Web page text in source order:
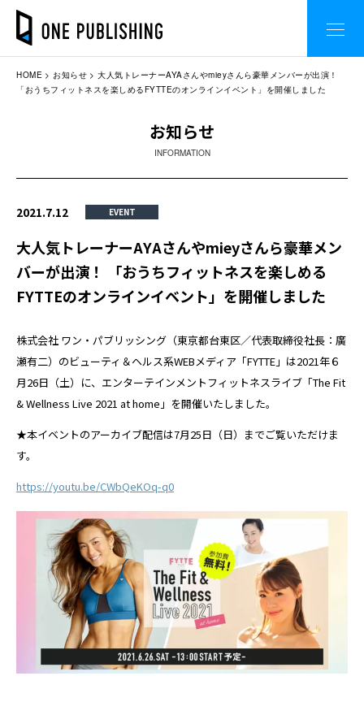
HOME お知らせ
大人気トレーナーAYAさんやmieyさんら豪華メンバーが出演！
「おうちフィットネスを楽しめるFYTTEのオンラインイベント」を開催しました
お知らせ
INFORMATION
2021.7.12 EVENT
大人気トレーナーAYAさんやmieyさんら豪華メン
バーが出演！ 「おうちフィットネスを楽しめる
FYTTEのオンラインイベント」を開催しました
株式会社 ワン・パブリッシング（東京都台東区／代表取締役社長：廣
瀬有二）のビューティ＆ヘルス系WEBメディア「FYTTE」は2021年６
月26日（土）に、エンターテインメントフィットネスライブ「The Fit
& Wellness Live 2021 at home」を開催いたしました。
★本イベントのアーカイブ配信は7月25日（日）までご覧いただけま
す。
https://youtu.be/CWbQeKOq-q0